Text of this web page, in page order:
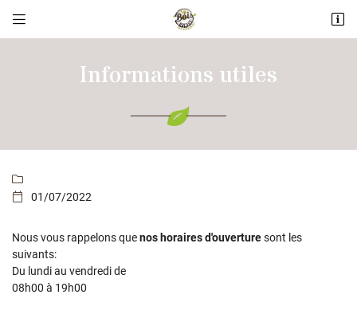
 
02 41 56 02 11
 Adresse email de réception
 Recopier le code ci-contre
Informations utiles


01/07/2022
Nous vous rappelons quenos horaires d'ouverturesont les
suivants:
Du lundi au vendredi de
08h00 à 19h00